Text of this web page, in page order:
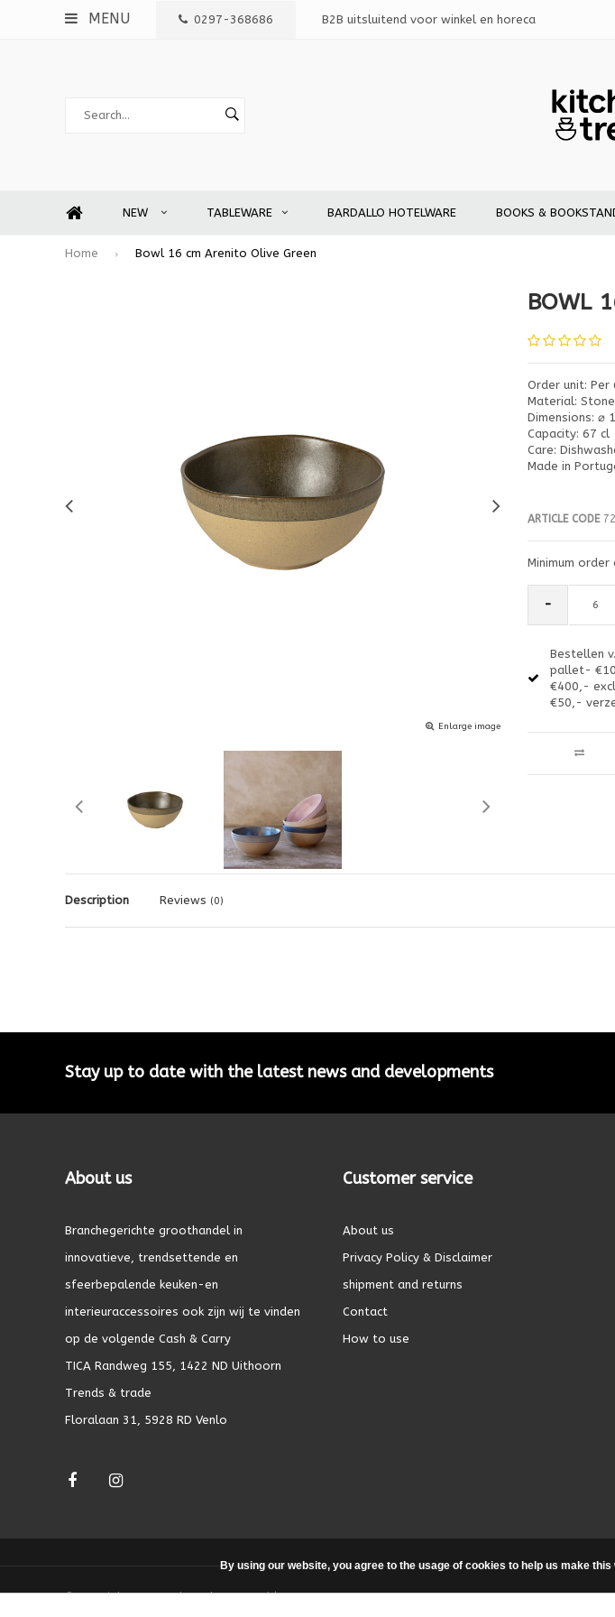
MENU 0297-368686 B2B uitsluitend voor winkel en horeca
NEW TABLEWARE BARDALLO HOTELWARE BOOKS &
Home Bowl 16 cm Arenito Olive Green
Enlarge image
BOWL
Order unit: Per
Material:
Dimensions: ⌀
Capacity: 67 cl
Care:
Made in
ARTICLE CODE
Minimum order
-
Bestellen
pallet-
€400,-
€50,-
Description Reviews (0)
Stay up to date with the latest news and developments
About us
Branchegerichte groothandel in
innovatieve, trendsettende en
sfeerbepalende keuken-en
interieuraccessoires ook zijn wij te vinden
op de volgende Cash & Carry
TICA Randweg 155, 1422 ND Uithoorn
Trends & trade
Floralaan 31, 5928 RD Venlo
Customer service
About us
Privacy Policy & Disclaimer
shipment and returns
Contact
How to use
© Copyright 2026 - Theme byDMWS.nl|
By using our website, you agree to the usage of cookies to help us make this